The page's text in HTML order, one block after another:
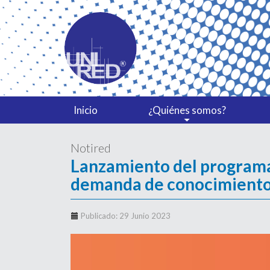
Inicio ¿Quiénes somos?
Notired
Lanzamiento del
demanda de
Publicado: 29 Junio 2023